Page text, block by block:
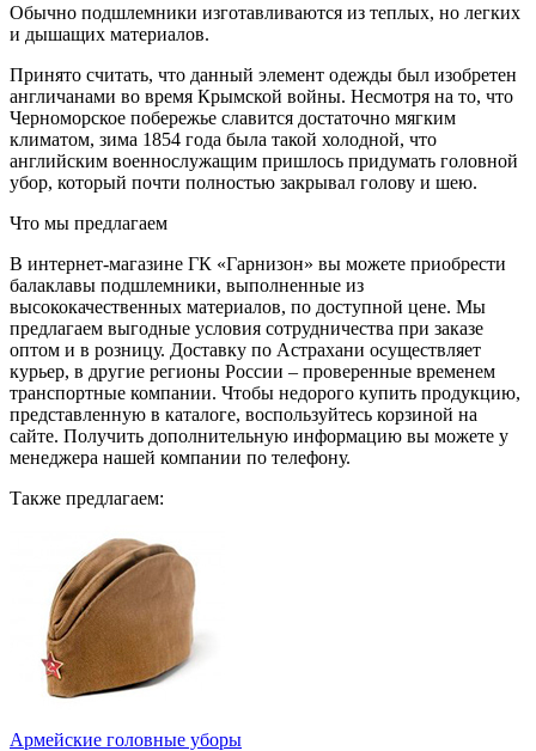
Обычно подшлемники изготавливаются из теплых, но легких
и дышащих материалов.
Принято считать, что данный элемент одежды был изобретен
англичанами во время Крымской войны. Несмотря на то, что
Черноморское побережье славится достаточно мягким
климатом, зима 1854 года была такой холодной, что
английским военнослужащим пришлось придумать головной
убор, который почти полностью закрывал голову и шею.
Что мы предлагаем
В интернет-магазине ГК «Гарнизон» вы можете приобрести
балаклавы подшлемники, выполненные из
высококачественных материалов, по доступной цене. Мы
предлагаем выгодные условия сотрудничества при заказе
оптом и в розницу. Доставку по Астрахани осуществляет
курьер, в другие регионы России – проверенные временем
транспортные компании. Чтобы недорого купить продукцию,
представленную в каталоге, воспользуйтесь корзиной на
сайте. Получить дополнительную информацию вы можете у
менеджера нашей компании по телефону.
Также предлагаем:
Армейские головные уборы